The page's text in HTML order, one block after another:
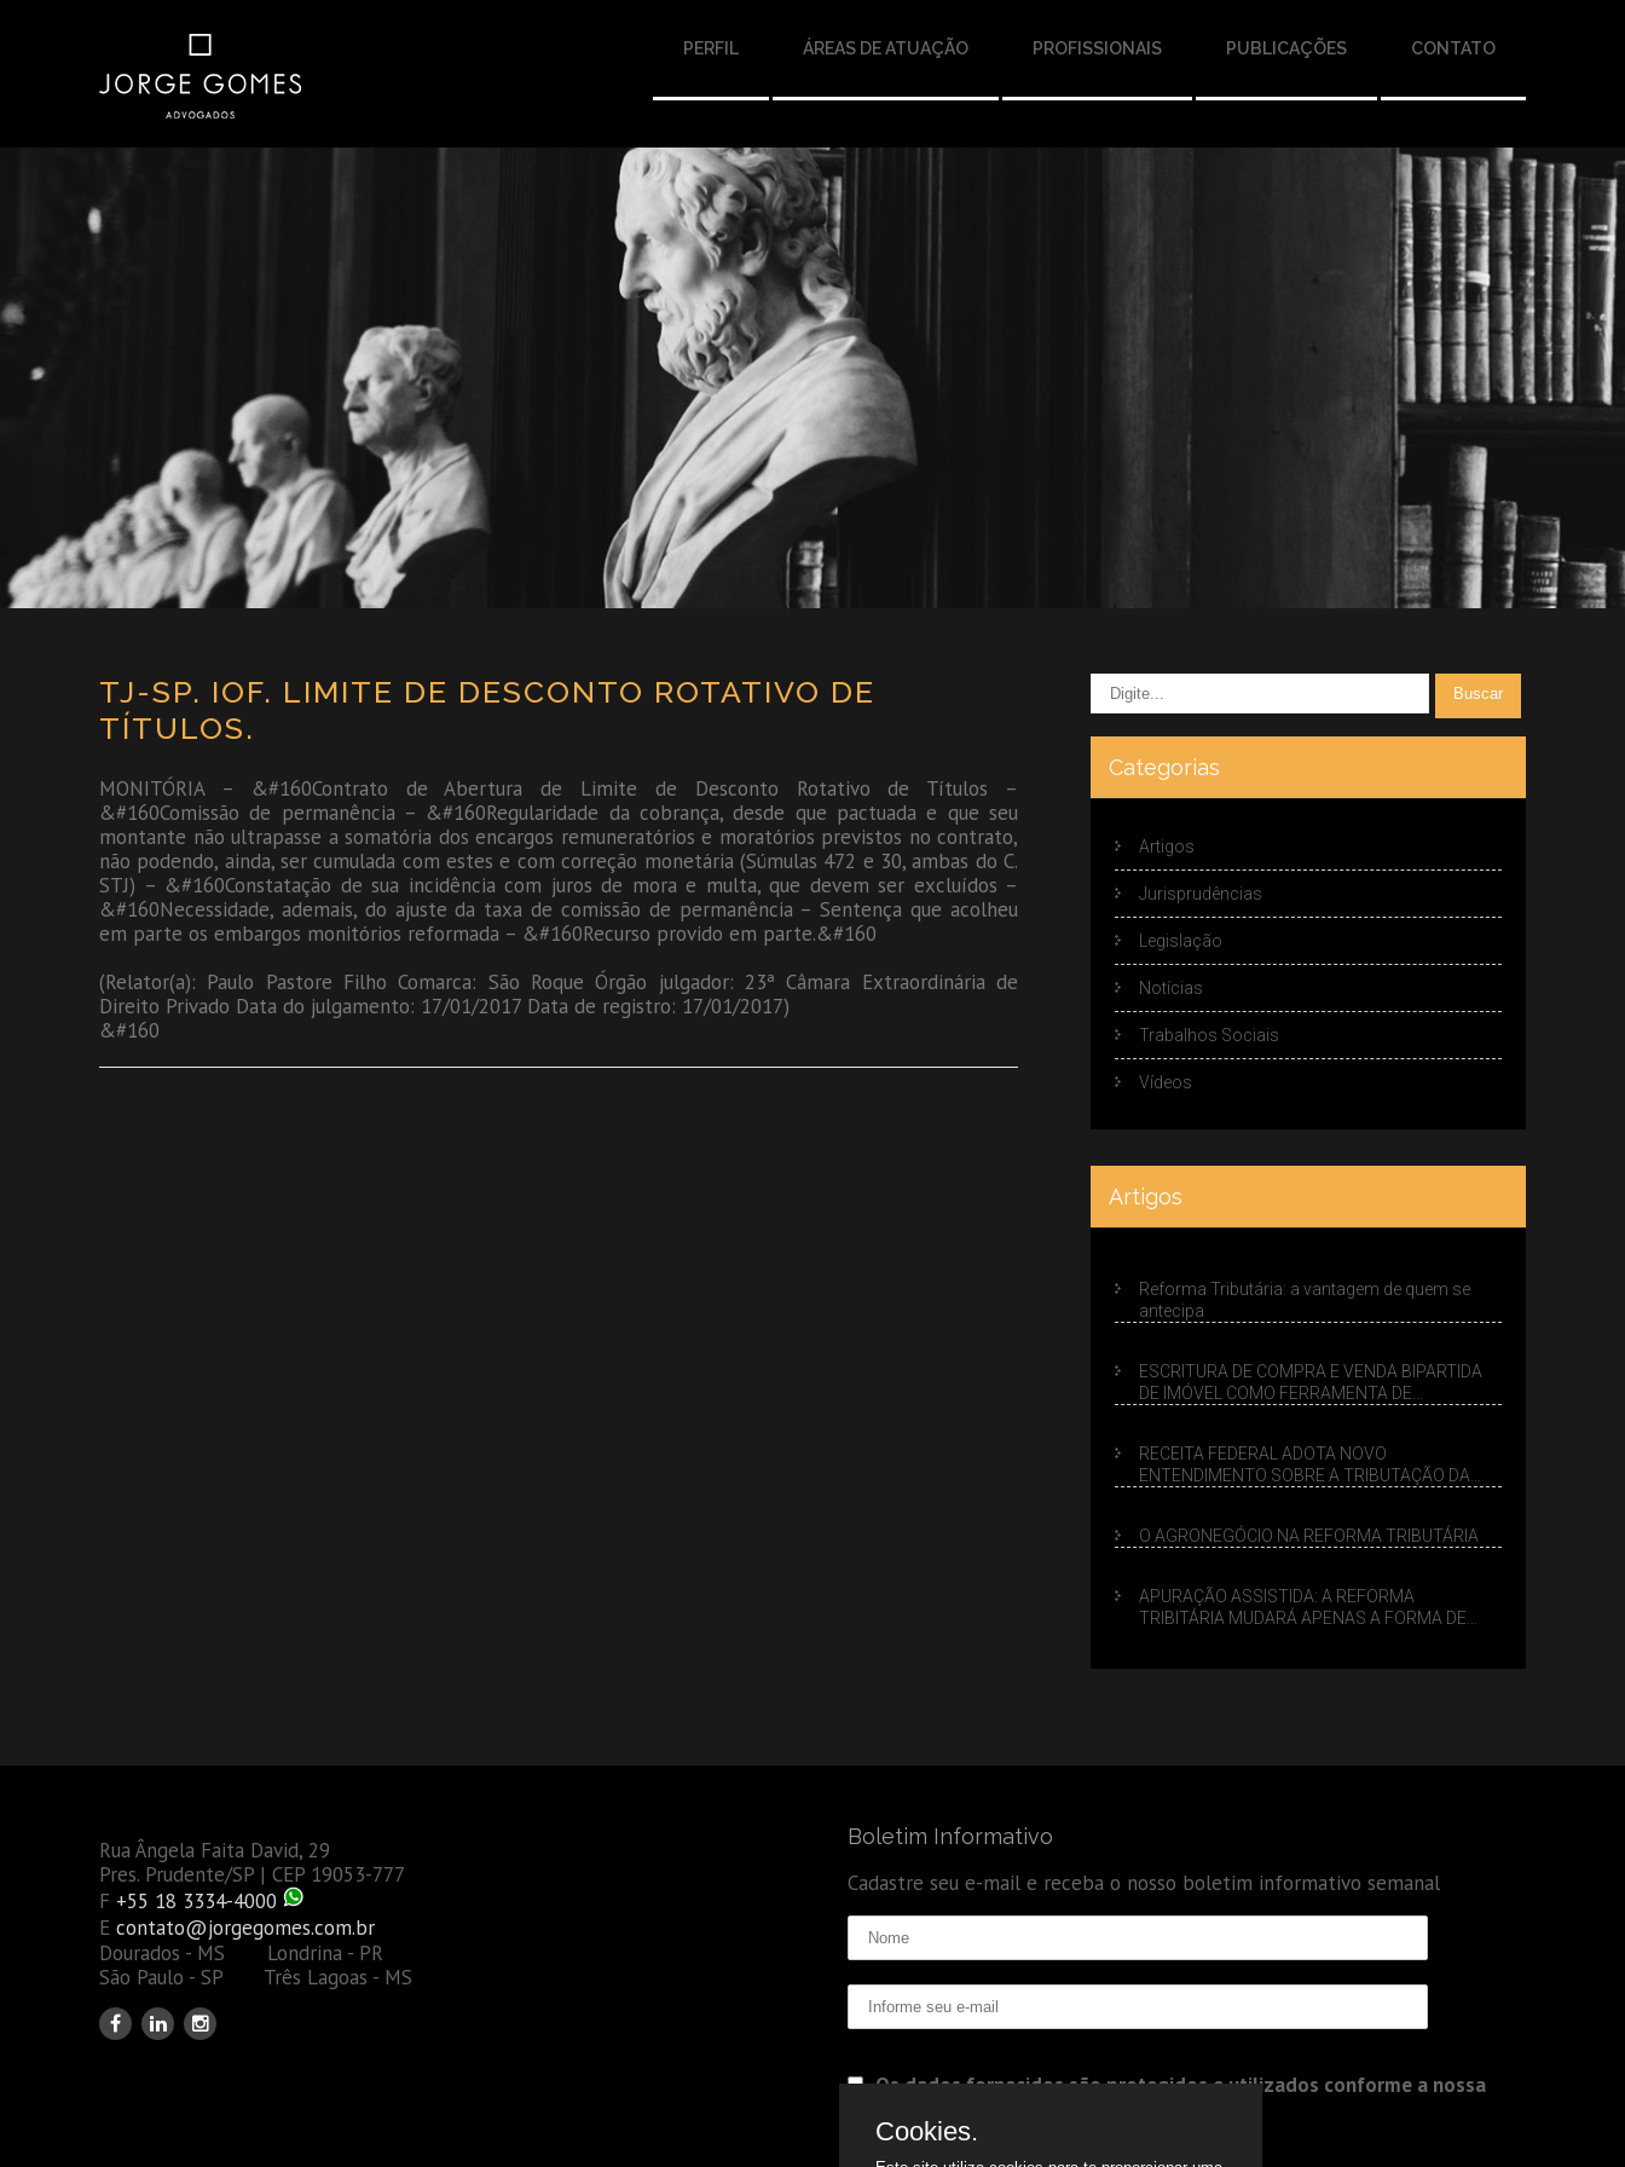
PERFIL ÁREAS DE ATUAÇÃO PROFISSIONAIS PUBLICAÇÕES CONTATO
TJ-SP. IOF. LIMITE DE DESCONTO ROTATIVO DE
TÍTULOS.
MONITÓRIA – &#160Contrato de Abertura de Limite de Desconto Rotativo de Títulos –
&#160Comissão de permanência – &#160Regularidade da cobrança, desde que pactuada e que seu
montante não ultrapasse a somatória dos encargos remuneratórios e moratórios previstos no contrato,
não podendo, ainda, ser cumulada com estes e com correção monetária (Súmulas 472 e 30, ambas do C.
STJ) – &#160Constatação de sua incidência com juros de mora e multa, que devem ser excluídos –
&#160Necessidade, ademais, do ajuste da taxa de comissão de permanência – Sentença que acolheu
em parte os embargos monitórios reformada – &#160Recurso provido em parte.&#160
(Relator(a): Paulo Pastore Filho Comarca: São Roque Órgão julgador: 23ª Câmara Extraordinária de
Direito Privado Data do julgamento: 17/01/2017 Data de registro: 17/01/2017)
&#160
Categorias
Artigos
Jurisprudências
Legislação
Notícias
Trabalhos Sociais
Vídeos
Artigos
Reforma Tributária: a vantagem de quem se
antecipa
ESCRITURA DE COMPRA E VENDA BIPARTIDA
DE IMÓVEL COMO FERRAMENTA DE
RECEITA FEDERAL ADOTA NOVO
ENTENDIMENTO SOBRE A TRIBUTAÇÃO DA
O AGRONEGÓCIO NA REFORMA TRIBUTÁRIA
APURAÇÃO ASSISTIDA: A REFORMA
TRIBITÁRIA MUDARÁ APENAS A FORMA DE
Rua Ângela Faita David, 29
Pres. Prudente/SP | CEP 19053-777
F +55 18 3334-4000
E contato@jorgegomes.com.br
Dourados - MS Londrina - PR
São Paulo - SP Três Lagoas - MS
Boletim Informativo
Cadastre seu e-mail e receba o nosso boletim informativo semanal
Os dados fornecidos são protegidos e utilizados conforme a nossa
Cookies.